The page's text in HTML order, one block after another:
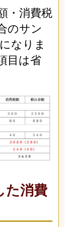
・消費税
のサン
なりま
目は省
た消費